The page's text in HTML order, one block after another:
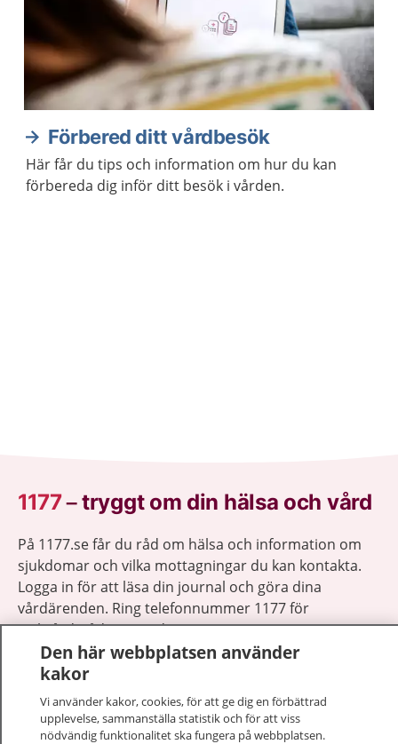
Förbered ditt vårdbesök
Här får du tips och information om hur du kan
förbereda dig inför ditt besök i vården.
1177–tryggt om din hälsa och vård
På 1177.se får du råd om hälsa och information om
sjukdomar och vilka mottagningar du kan kontakta.
Logga in för att läsa din journal och göra dina
vårdärenden. Ring telefonnummer 1177 för
sjukvårdsrådgivning dygnet runt.
1177 ger dig råd när du vill må bättre.
Den här webbplatsen använder
kakor
Vi använder kakor, cookies, för att ge dig en förbättrad
upplevelse, sammanställa statistik och för att viss
nödvändig funktionalitet ska fungera på webbplatsen.